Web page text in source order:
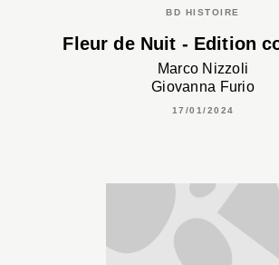
BD HISTOIRE
Fleur de Nuit - Edition
Marco Nizzoli
Giovanna Furio
17/01/2024